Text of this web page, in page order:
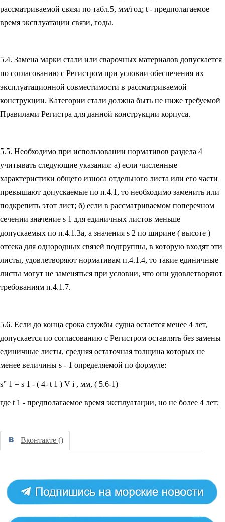
рассматриваемой связи по табл.5, мм/год; t - предполагаемое
время эксплуатации связи, годы.
5.4. Замена марки стали или сварочных материалов допускается
по согласованию с Регистром при условии обеспечения их
эксплуатационной совместимости в рассматриваемой
конструкции. Категории стали должна быть не ниже требуемой
Правилами Регистра для данной конструкции корпуса.
5.5. Необходимо при использовании нормативов раздела 4
учитывать следующие указания: а) если численные
характеристики общего износа отдельного листа или его части
превышают допускаемые по п.4.1, то необходимо заменить или
подкрепить этот лист; б) если в рассматриваемом поперечном
сечении значение s 1 для единичных листов меньше
допускаемых по п.4.1.3а, а значения s 2 по ширине ( высоте )
отсека для однородных связей подгруппы, в которую входят эти
листы, удовлетворяют нормативам п.4.1.4, то такие единичные
листы могут не заменяться при условии, что они удовлетворяют
требованиям п.4.1.7.
5.6. Если до конца срока службы судна остается менее 4 лет,
допускается по согласованию с Регистром оставлять без замены
единичные листы, средняя остаточная толщина которых не
менее величины s - 1 определяемой по формуле:
s” 1 = s 1 - ( 4- t 1 ) V i , мм, ( 5.6-1)
где t 1 - предполагаемое время эксплуатации, но не более 4 лет;
Вконтакте ()